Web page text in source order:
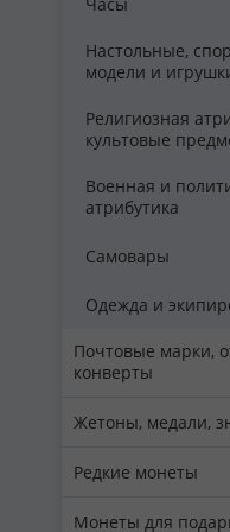
Настольные,
модели и
Религиозная
культовые
Военная и
атрибутика
Самовары
Одежда и
Почтовые марки,
конверты
Жетоны, медали,
Редкие монеты
Монеты для